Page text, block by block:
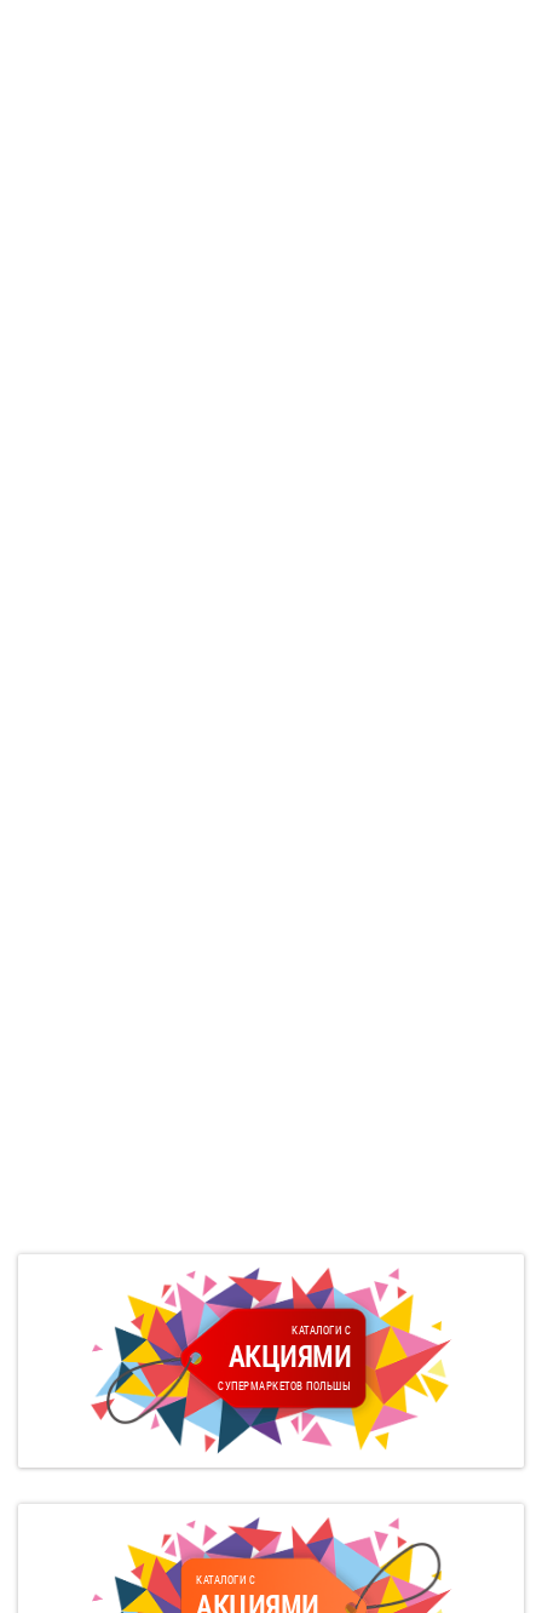
КАТАЛОГИ С
АКЦИЯМИ
СУПЕРМАРКЕТОВ ПОЛЬШЫ
КАТАЛОГИ С
АКЦИЯМИ